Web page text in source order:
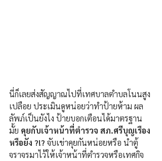
นี่ก็เลยส่งสัญญาณไปที่เทศบาลตำบลโนนสูง
เปลือย ประเมินดูหน่อยว่าทำป้ายห้าม ผล
ลัพภ์เป็นยังไง ป้ายบอกเตือนได้มาตรฐาน
มั้ย คุยกับเจ้าหน้าที่ตำรวจ สภ.ศรีบุญเรือง
หรือยัง ?!? จับเข่าคุยกันหน่อยหรือ นำตู้
จราจรมาไว้ให้เจ้าหน้าที่ตำรวจหรือเทศกิจ